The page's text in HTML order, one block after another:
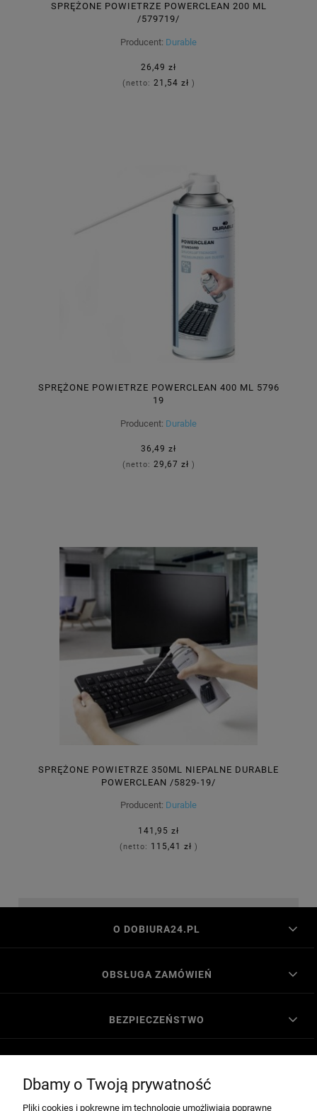
SPRĘŻONE POWIETRZE POWERCLEAN 200 ML
/579719/
Producent: Durable
26,49 zł
(netto: 21,54 zł )
SPRĘŻONE POWIETRZE POWERCLEAN 400 ML 5796
19
Producent: Durable
36,49 zł
(netto: 29,67 zł )
SPRĘŻONE POWIETRZE 350ML NIEPALNE DURABLE
POWERCLEAN /5829-19/
Producent: Durable
141,95 zł
(netto: 115,41 zł )
O DOBIURA24.PL
OBSŁUGA ZAMÓWIEŃ
BEZPIECZEŃSTWO
Dbamy o Twoją prywatność
Pliki cookies i pokrewne im technologie umożliwiają poprawne